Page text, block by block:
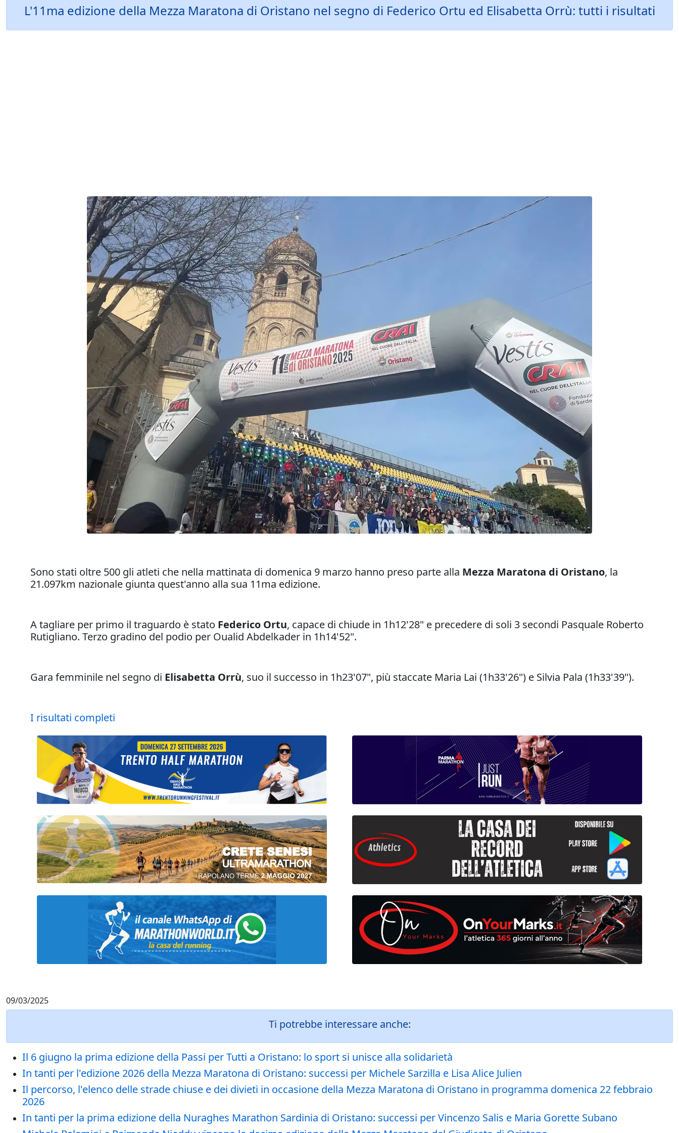
L'11ma edizione della Mezza Maratona di Oristano nel segno di Federico Ortu ed Elisabetta Orrù: tutti i risultati
Sono stati oltre 500 gli atleti che nella mattinata di domenica 9 marzo hanno preso parte alla Mezza Maratona di Oristano, la
21.097km nazionale giunta quest'anno alla sua 11ma edizione.
A tagliare per primo il traguardo è stato Federico Ortu, capace di chiude in 1h12'28" e precedere di soli 3 secondi Pasquale Roberto
Rutigliano. Terzo gradino del podio per Oualid Abdelkader in 1h14'52".
Gara femminile nel segno di Elisabetta Orrù, suo il successo in 1h23'07", più staccate Maria Lai (1h33'26") e Silvia Pala (1h33'39").
I risultati completi
09/03/2025
Ti potrebbe interessare anche:
Il 6 giugno la prima edizione della Passi per Tutti a Oristano: lo sport si unisce alla solidarietà
In tanti per l'edizione 2026 della Mezza Maratona di Oristano: successi per Michele Sarzilla e Lisa Alice Julien
Il percorso, l'elenco delle strade chiuse e dei divieti in occasione della Mezza Maratona di Oristano in programma domenica 22 febbraio
2026
In tanti per la prima edizione della Nuraghes Marathon Sardinia di Oristano: successi per Vincenzo Salis e Maria Gorette Subano